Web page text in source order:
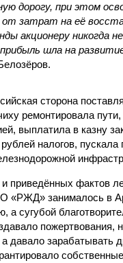
дорогу, при этом
затрат на её
акционеру никогда не
шла на
сторона
ремонтировала
выплатила в казну
налогов,
приведённых фактов
«РЖД» занималось в
а сугубой
пожертвования,
давало зарабатывать